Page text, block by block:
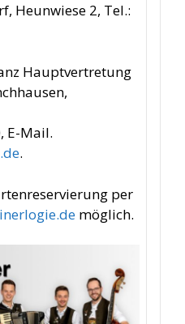
Heunwiese 2, Tel.:
Hauptvertretung
E-Mail.
.
per
möglich.